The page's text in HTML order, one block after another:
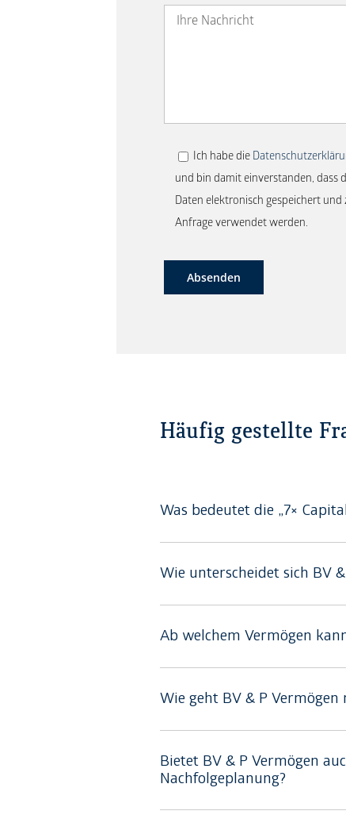
Ich habe die
und bin damit einverstanden, dass
Daten elektronisch gespeichert
Anfrage verwendet werden.
Absenden
Häufig gestellte
Was bedeutet die „7×
Wie unterscheidet sich BV
Ab welchem Vermögen
Wie geht BV & P
Bietet BV & P Vermögen
Nachfolgeplanung?